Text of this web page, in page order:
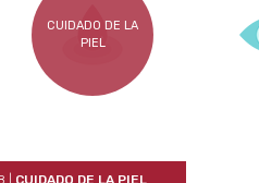
CUIDADO DE LA
PIEL
CUIDADO DE LA PIEL